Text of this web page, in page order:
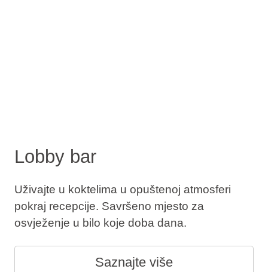
Lobby bar
Uživajte u koktelima u opuštenoj atmosferi
pokraj recepcije. Savršeno mjesto za
osvježenje u bilo koje doba dana.
Saznajte više